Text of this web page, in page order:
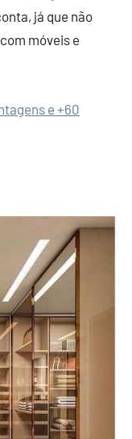
já que não
móveis e
e +60